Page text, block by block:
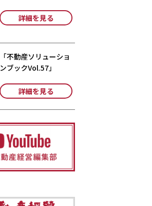
詳細を見る
「不動産ソリューショ
ンブックVol.57」
詳細を見る